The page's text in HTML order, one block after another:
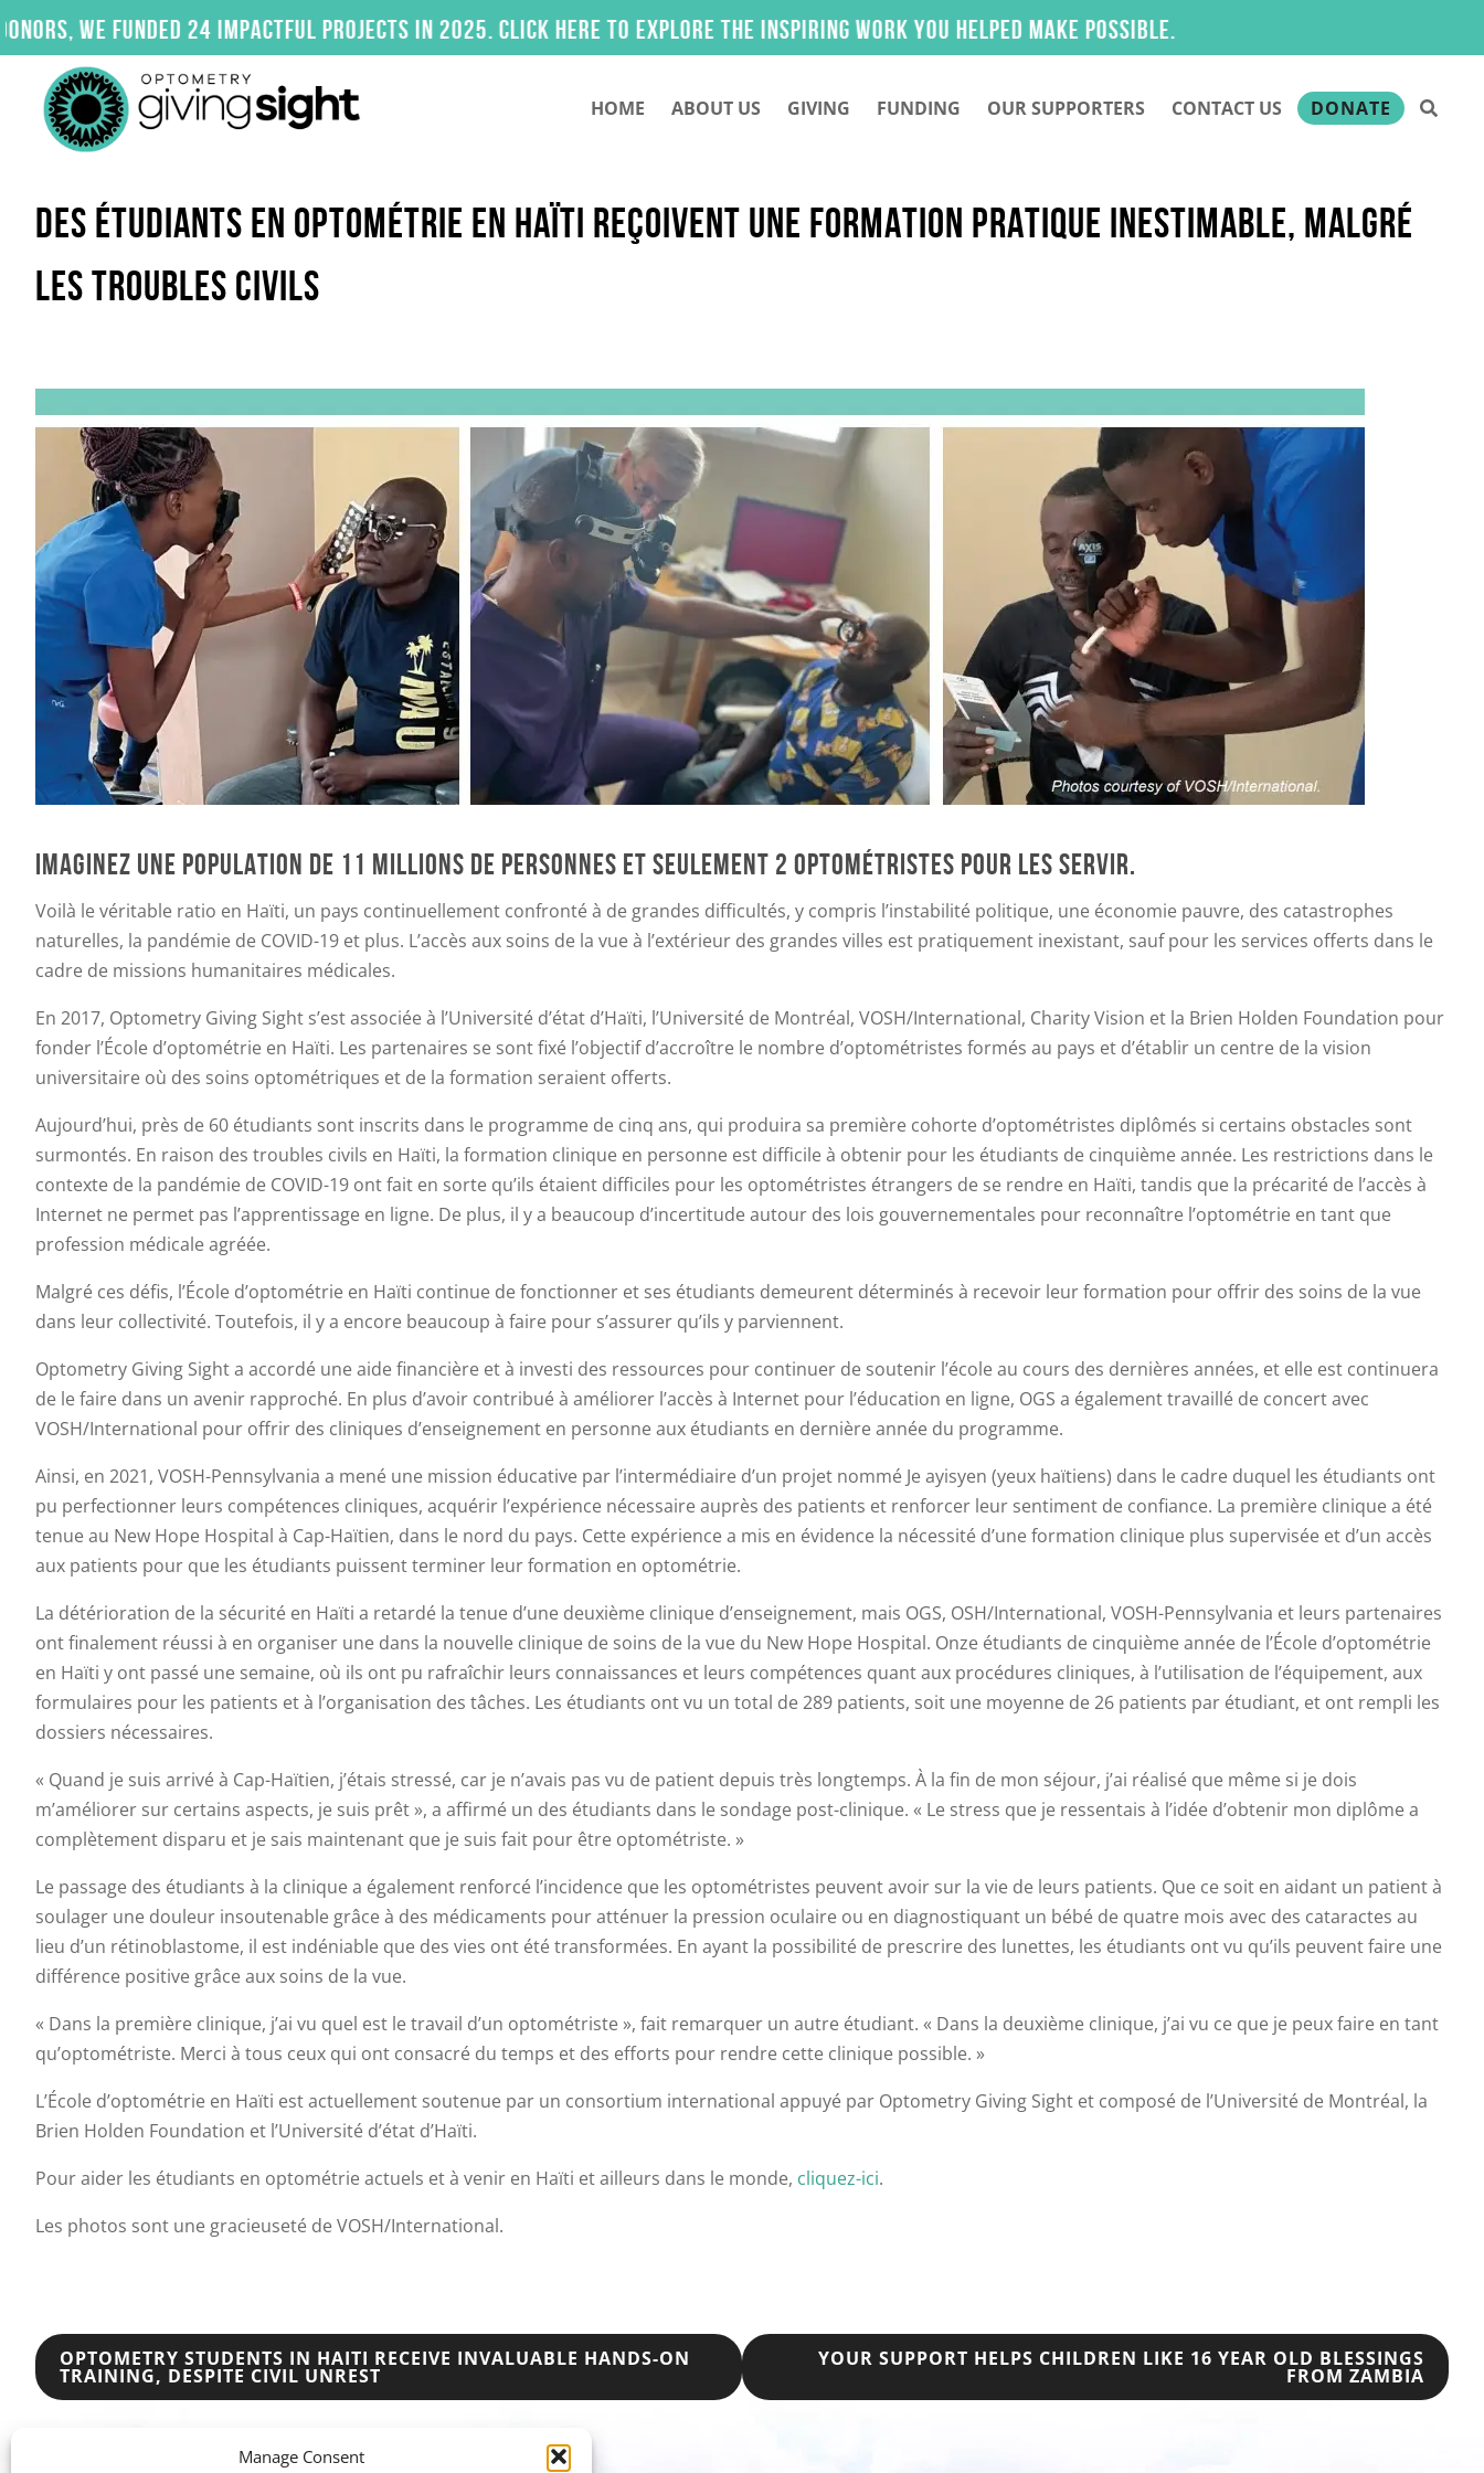
Manage Consent
to
24 impactful projects in 2025. Click here to explore the inspiring work you helped make possible.
HOME ABOUT US GIVING FUNDING OUR SUPPORTERS CONTACT US DONATE
DES ÉTUDIANTS EN OPTOMÉTRIE EN HAÏTI REÇOIVENT UNE FORMATION PRATIQUE INESTIMABLE, MALGRÉ
LES TROUBLES CIVILS
IMAGINEZ UNE POPULATION DE 11 MILLIONS DE PERSONNES ET SEULEMENT 2 OPTOMÉTRISTES POUR LES SERVIR.
Voilà le véritable ratio en Haïti, un pays continuellement confronté à de grandes difficultés, y compris l’instabilité politique, une économie pauvre, des catastrophes
naturelles, la pandémie de COVID-19 et plus. L’accès aux soins de la vue à l’extérieur des grandes villes est pratiquement inexistant, sauf pour les services offerts dans le
cadre de missions humanitaires médicales.
En 2017, Optometry Giving Sight s’est associée à l’Université d’état d’Haïti, l’Université de Montréal, VOSH/International, Charity Vision et la Brien Holden Foundation pour
fonder l’École d’optométrie en Haïti. Les partenaires se sont fixé l’objectif d’accroître le nombre d’optométristes formés au pays et d’établir un centre de la vision
universitaire où des soins optométriques et de la formation seraient offerts.
Aujourd’hui, près de 60 étudiants sont inscrits dans le programme de cinq ans, qui produira sa première cohorte d’optométristes diplômés si certains obstacles sont
surmontés. En raison des troubles civils en Haïti, la formation clinique en personne est difficile à obtenir pour les étudiants de cinquième année. Les restrictions dans le
contexte de la pandémie de COVID-19 ont fait en sorte qu’ils étaient difficiles pour les optométristes étrangers de se rendre en Haïti, tandis que la précarité de l’accès à
Internet ne permet pas l’apprentissage en ligne. De plus, il y a beaucoup d’incertitude autour des lois gouvernementales pour reconnaître l’optométrie en tant que
profession médicale agréée.
Malgré ces défis, l’École d’optométrie en Haïti continue de fonctionner et ses étudiants demeurent déterminés à recevoir leur formation pour offrir des soins de la vue
dans leur collectivité. Toutefois, il y a encore beaucoup à faire pour s’assurer qu’ils y parviennent.
Optometry Giving Sight a accordé une aide financière et à investi des ressources pour continuer de soutenir l’école au cours des dernières années, et elle est continuera
de le faire dans un avenir rapproché. En plus d’avoir contribué à améliorer l’accès à Internet pour l’éducation en ligne, OGS a également travaillé de concert avec
VOSH/International pour offrir des cliniques d’enseignement en personne aux étudiants en dernière année du programme.
Ainsi, en 2021, VOSH-Pennsylvania a mené une mission éducative par l’intermédiaire d’un projet nommé Je ayisyen (yeux haïtiens) dans le cadre duquel les étudiants ont
pu perfectionner leurs compétences cliniques, acquérir l’expérience nécessaire auprès des patients et renforcer leur sentiment de confiance. La première clinique a été
tenue au New Hope Hospital à Cap-Haïtien, dans le nord du pays. Cette expérience a mis en évidence la nécessité d’une formation clinique plus supervisée et d’un accès
aux patients pour que les étudiants puissent terminer leur formation en optométrie.
La détérioration de la sécurité en Haïti a retardé la tenue d’une deuxième clinique d’enseignement, mais OGS, OSH/International, VOSH-Pennsylvania et leurs partenaires
ont finalement réussi à en organiser une dans la nouvelle clinique de soins de la vue du New Hope Hospital. Onze étudiants de cinquième année de l’École d’optométrie
en Haïti y ont passé une semaine, où ils ont pu rafraîchir leurs connaissances et leurs compétences quant aux procédures cliniques, à l’utilisation de l’équipement, aux
formulaires pour les patients et à l’organisation des tâches. Les étudiants ont vu un total de 289 patients, soit une moyenne de 26 patients par étudiant, et ont rempli les
dossiers nécessaires.
« Quand je suis arrivé à Cap-Haïtien, j’étais stressé, car je n’avais pas vu de patient depuis très longtemps. À la fin de mon séjour, j’ai réalisé que même si je dois
m’améliorer sur certains aspects, je suis prêt », a affirmé un des étudiants dans le sondage post-clinique. « Le stress que je ressentais à l’idée d’obtenir mon diplôme a
complètement disparu et je sais maintenant que je suis fait pour être optométriste. »
Le passage des étudiants à la clinique a également renforcé l’incidence que les optométristes peuvent avoir sur la vie de leurs patients. Que ce soit en aidant un patient à
soulager une douleur insoutenable grâce à des médicaments pour atténuer la pression oculaire ou en diagnostiquant un bébé de quatre mois avec des cataractes au
lieu d’un rétinoblastome, il est indéniable que des vies ont été transformées. En ayant la possibilité de prescrire des lunettes, les étudiants ont vu qu’ils peuvent faire une
différence positive grâce aux soins de la vue.
« Dans la première clinique, j’ai vu quel est le travail d’un optométriste », fait remarquer un autre étudiant. « Dans la deuxième clinique, j’ai vu ce que je peux faire en tant
qu’optométriste. Merci à tous ceux qui ont consacré du temps et des efforts pour rendre cette clinique possible. »
L’École d’optométrie en Haïti est actuellement soutenue par un consortium international appuyé par Optometry Giving Sight et composé de l’Université de Montréal, la
Brien Holden Foundation et l’Université d’état d’Haïti.
Pour aider les étudiants en optométrie actuels et à venir en Haïti et ailleurs dans le monde, cliquez-ici.
Les photos sont une gracieuseté de VOSH/International.
POST
NAVIGATION
OPTOMETRY STUDENTS IN HAITI RECEIVE INVALUABLE HANDS-ON
TRAINING, DESPITE CIVIL UNREST
YOUR SUPPORT HELPS CHILDREN LIKE 16 YEAR OLD BLESSINGS
FROM ZAMBIA